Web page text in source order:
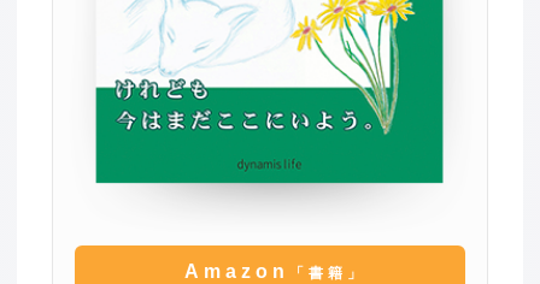
Amazon 「書籍」